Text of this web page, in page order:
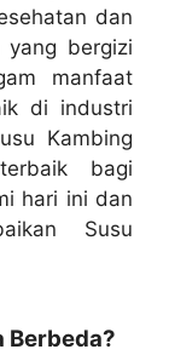
dan
yang bergizi
manfaat
di industri
Kambing
bagi
hari ini dan
Susu
Berbeda?